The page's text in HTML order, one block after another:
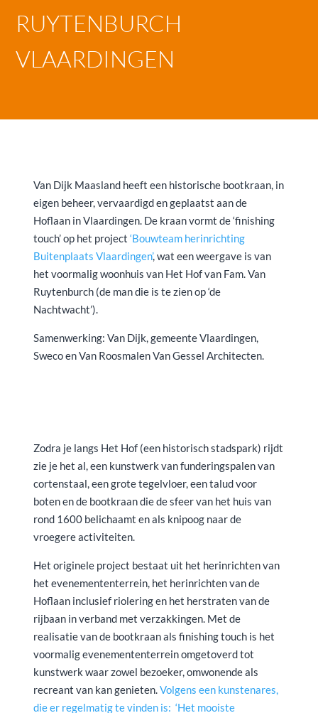
RUYTENBURCH
VLAARDINGEN
Van Dijk Maasland heeft een historische bootkraan, in
eigen beheer, vervaardigd en geplaatst aan de
Hoflaan in Vlaardingen. De kraan vormt de ‘finishing
touch’ op het project‘Bouwteam herinrichting
Buitenplaats Vlaardingen’, wat een weergave is van
het voormalig woonhuis van Het Hof van Fam. Van
Ruytenburch (de man die is te zien op ‘de
Nachtwacht’).
Samenwerking: Van Dijk, gemeente Vlaardingen,
Sweco en Van Roosmalen Van Gessel Architecten.
Zodra je langs Het Hof (een historisch stadspark) rijdt
zie je het al, een kunstwerk van funderingspalen van
cortenstaal, een grote tegelvloer, een talud voor
boten en de bootkraan die de sfeer van het huis van
rond 1600 belichaamt en als knipoog naar de
vroegere activiteiten.
Het originele project bestaat uit het herinrichten van
het evenemententerrein, het herinrichten van de
Hoflaan inclusief riolering en het herstraten van de
rijbaan in verband met verzakkingen. Met de
realisatie van de bootkraan als finishing touch is het
voormalig evenemententerrein omgetoverd tot
kunstwerk waar zowel bezoeker, omwonende als
recreant van kan genieten.Volgens een kunstenares,
die er regelmatig te vinden is: ‘Het mooiste